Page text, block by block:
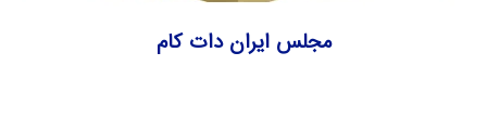
مجلس ایران دات کام